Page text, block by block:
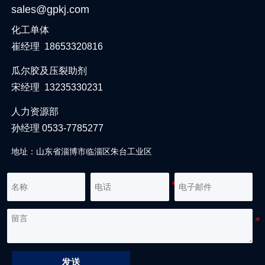
sales@gpkj.com
化工单体
崔经理 18653320816
瓜尔胶及压裂助剂
宋经理 13235330231
人力资源部
孙经理 0533-7785277
地址：山东省淄博市临淄区朱台工业区
发送